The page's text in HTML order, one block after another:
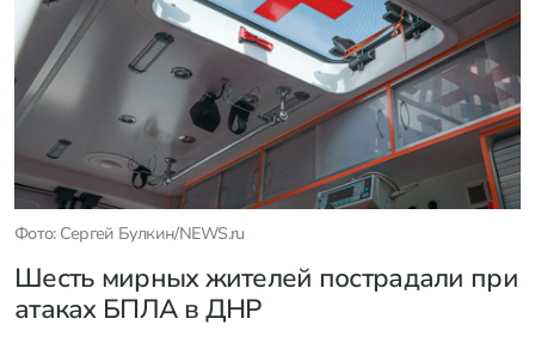
Фото: Сергей Булкин/NEWS.ru
Шесть мирных жителей пострадали при
атаках БПЛА в ДНР